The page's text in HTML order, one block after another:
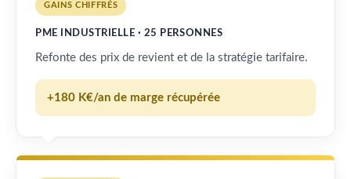
GAINS CHIFFRÉS
PME INDUSTRIELLE · 25 PERSONNES
Refonte des prix de revient et de la stratégie tarifaire.
+180 K€/an de marge récupérée